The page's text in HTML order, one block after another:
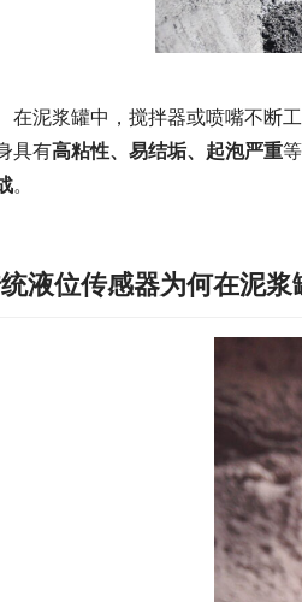
浆罐中，搅拌器或喷嘴不断工
具有高粘性、易结垢、起泡严重
。
液位传感器为何在泥浆